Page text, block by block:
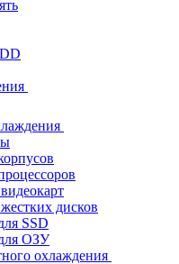
дисков
SSD
ОЗУ
охлаждения